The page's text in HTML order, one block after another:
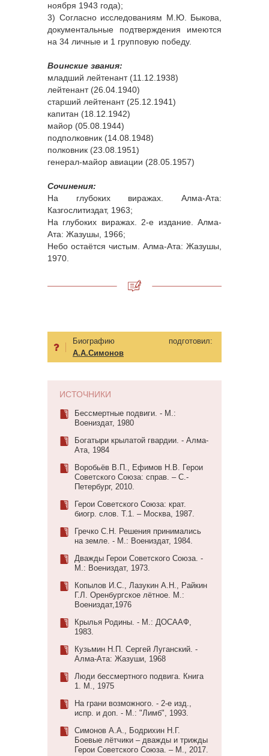
ноября 1943 года);
3) Согласно исследованиям М.Ю. Быкова,
документальные подтверждения имеются
на 34 личные и 1 групповую победу.
Воинские звания:
младший лейтенант (11.12.1938)
лейтенант (26.04.1940)
старший лейтенант (25.12.1941)
капитан (18.12.1942)
майор (05.08.1944)
подполковник (14.08.1948)
полковник (23.08.1951)
генерал-майор авиации (28.05.1957)
Сочинения:
На глубоких виражах. Алма-Ата:
Казгослитиздат, 1963;
На глубоких виражах. 2-е издание. Алма-
Ата: Жазушы, 1966;
Небо остаётся чистым. Алма-Ата: Жазушы,
1970.
Биографию подготовил:
А.А.Симонов
ИСТОЧНИКИ
Бессмертные подвиги. - М.:
Воениздат, 1980
Богатыри крылатой гвардии. - Алма-
Ата, 1984
Воробьёв В.П., Ефимов Н.В. Герои
Советского Союза: справ. – С.-
Петербург, 2010.
Герои Советского Союза: крат.
биогр. слов. Т.1. – Москва, 1987.
Гречко С.Н. Решения принимались
на земле. - М.: Воениздат, 1984.
Дважды Герои Советского Союза. -
М.: Воениздат, 1973.
Копылов И.С., Лазукин А.Н., Райкин
Г.Л. Оренбургское лётное. М.:
Воениздат,1976
Крылья Родины. - М.: ДОСААФ,
1983.
Кузьмин Н.П. Сергей Луганский. -
Алма-Ата: Жазуши, 1968
Люди бессмертного подвига. Книга
1. М., 1975
На грани возможного. - 2-е изд.,
испр. и доп. - М.: "Лимб", 1993.
Симонов А.А., Бодрихин Н.Г.
Боевые лётчики – дважды и трижды
Герои Советского Союза. – М., 2017.